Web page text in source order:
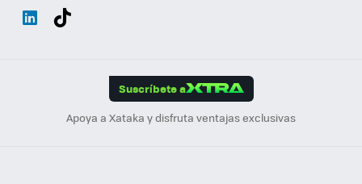
Suscríbete a
Apoya a Xataka y disfruta ventajas exclusivas